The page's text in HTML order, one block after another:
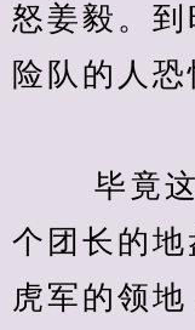
怒姜毅。
险队的人恐
毕竟这
个团长的地
虎军的领